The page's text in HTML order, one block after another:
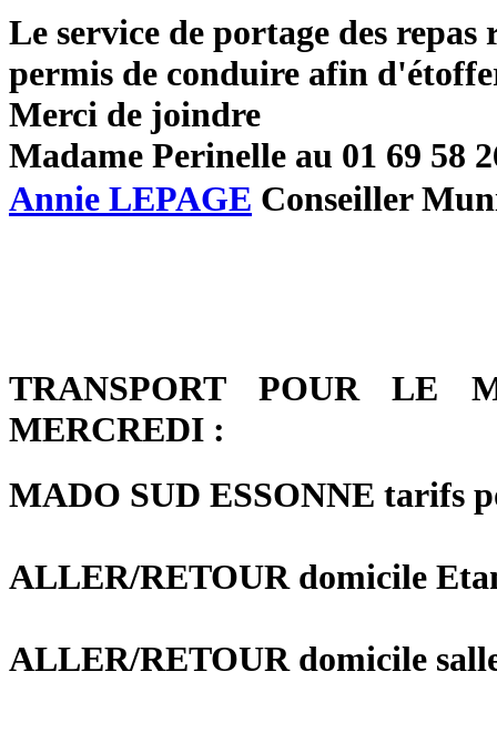
Le service de portage des repas
permis de conduire afin
Merci de joindre
Madame Perinelle au 01 69 58
Annie LEPAGE Conseiller
TRANSPORT POUR LE
MERCREDI :
MADO SUD ESSONNE tarifs
ALLER/RETOUR domicile
ALLER/RETOUR domicile